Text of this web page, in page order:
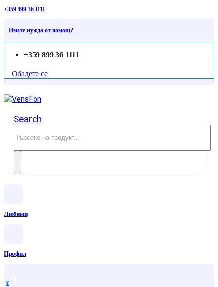
+359 899 36 1111
Имате нужда от помощ?
+359 899 36 1111
Обадете се
Search
Любими
Профил
0